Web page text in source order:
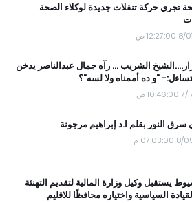
تجري حركة تنقلات جديدة لوكلاء الصحة
ص
الشريب ... رآه جمال عبدالناصر يدخن
"و ده أممناه ولا لسه"؟
ص
سرق النور بقلم ا.د إبراهيم مرجونة
م
يستقبل وكيل وزارة المالية لتقديم التهنئة
السياسية واختياره محافظًا للاقليم